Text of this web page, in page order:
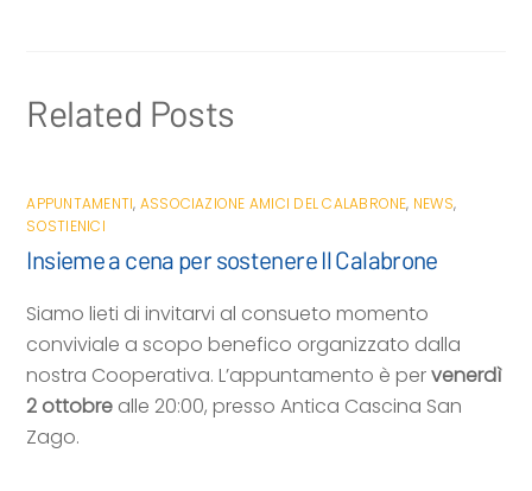
Related Posts
APPUNTAMENTI, ASSOCIAZIONE AMICI DEL CALABRONE, NEWS,
SOSTIENICI
Insieme a cena per sostenere Il Calabrone
Siamo lieti di invitarvi al consueto momento
conviviale a scopo benefico organizzato dalla
nostra Cooperativa. L’appuntamento è pervenerdì
2 ottobre alle 20:00, presso Antica Cascina San
Zago.